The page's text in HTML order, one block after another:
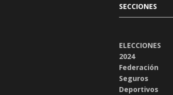
SECCIONES
ELECCIONES
2024
Federación
Seguros
Deportivos